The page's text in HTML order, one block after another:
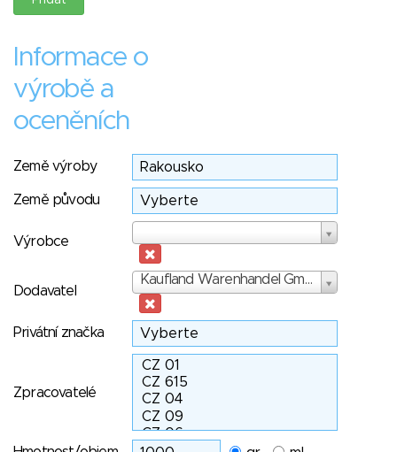
Informace o
výrobě a
oceněních
Země výroby
Země původu
Výrobce
Dodavatel
Kaufland Warenhandel GmbH & Co. KG
Dodavatel
Privátní značka
Zpracovatelé